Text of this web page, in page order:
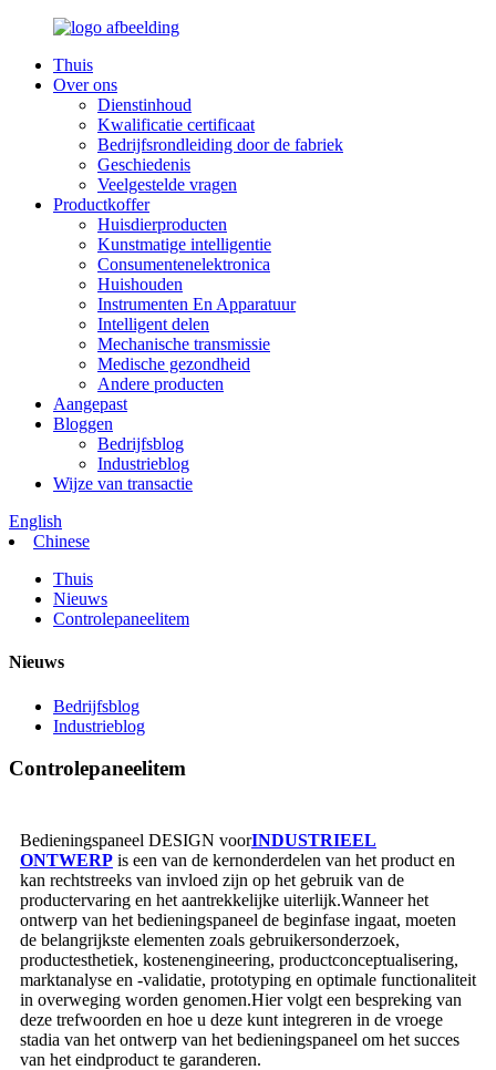
Thuis
Over ons
Dienstinhoud
Kwalificatie certificaat
Bedrijfsrondleiding door de fabriek
Geschiedenis
Veelgestelde vragen
Productkoffer
Huisdierproducten
Kunstmatige intelligentie
Consumentenelektronica
Huishouden
Instrumenten En Apparatuur
Intelligent delen
Mechanische transmissie
Medische gezondheid
Andere producten
Aangepast
Bloggen
Bedrijfsblog
Industrieblog
Wijze van transactie
English
Chinese
Thuis
Nieuws
Controlepaneelitem
Nieuws
Bedrijfsblog
Industrieblog
Controlepaneelitem
Bedieningspaneel DESIGN voorINDUSTRIEEL
ONTWERP is een van de kernonderdelen van het product en
kan rechtstreeks van invloed zijn op het gebruik van de
productervaring en het aantrekkelijke uiterlijk.Wanneer het
ontwerp van het bedieningspaneel de beginfase ingaat, moeten
de belangrijkste elementen zoals gebruikersonderzoek,
productesthetiek, kostenengineering, productconceptualisering,
marktanalyse en -validatie, prototyping en optimale functionaliteit
in overweging worden genomen.Hier volgt een bespreking van
deze trefwoorden en hoe u deze kunt integreren in de vroege
stadia van het ontwerp van het bedieningspaneel om het succes
van het eindproduct te garanderen.